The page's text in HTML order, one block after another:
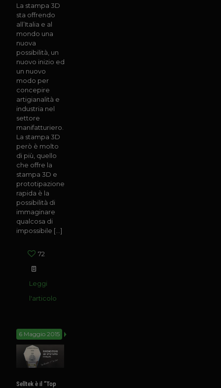
La stampa 3D
sta offrendo
all’Italia e al
mondo una
nuova
possibilità, un
nuovo inizio ed
un nuovo
modo per
concepire
artigianalità e
industria nel
settore
manifatturiero.
La stampa 3D
però è molto
di più, quello
che offre la
stampa 3D e
prototipazione
rapida è la
possibilità di
immaginare
qualcosa di
impossibile […]
72
Leggi
l'articolo
6 Maggio 2015
Selltek è il “Top